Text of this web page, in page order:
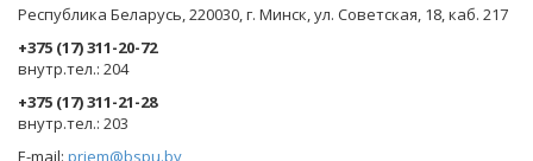
Республика Беларусь, 220030, г. Минск, ул. Советская, 18, каб. 217
+375 (17) 311-20-72
​внутр.тел.: 204
+375 (17) 311-21-28
​внутр.тел.: 203
E-mail: priem@bspu.by